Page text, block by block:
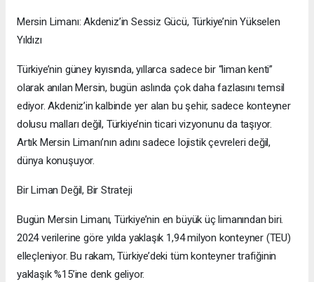
Mersin Limanı: Akdeniz’in Sessiz Gücü, Türkiye’nin Yükselen
Yıldızı
Türkiye’nin güney kıyısında, yıllarca sadece bir “liman kenti”
olarak anılan Mersin, bugün aslında çok daha fazlasını temsil
ediyor. Akdeniz’in kalbinde yer alan bu şehir, sadece konteyner
dolusu malları değil, Türkiye’nin ticari vizyonunu da taşıyor.
Artık Mersin Limanı’nın adını sadece lojistik çevreleri değil,
dünya konuşuyor.
Bir Liman Değil, Bir Strateji
Bugün Mersin Limanı, Türkiye’nin en büyük üç limanından biri.
2024 verilerine göre yılda yaklaşık 1,94 milyon konteyner (TEU)
elleçleniyor. Bu rakam, Türkiye’deki tüm konteyner trafiğinin
yaklaşık %15’ine denk geliyor.